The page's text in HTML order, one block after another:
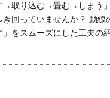
→取り込む→畳む→しまう」
回っていませんか？ 動線
をスムーズにした工夫の紹